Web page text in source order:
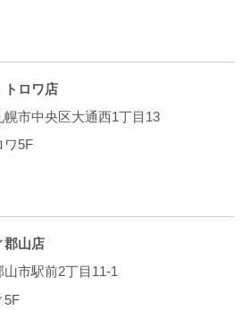
トロワ店
幌市中央区大通西1丁目13
ワ5F
郡山店
山市駅前2丁目11-1
5F